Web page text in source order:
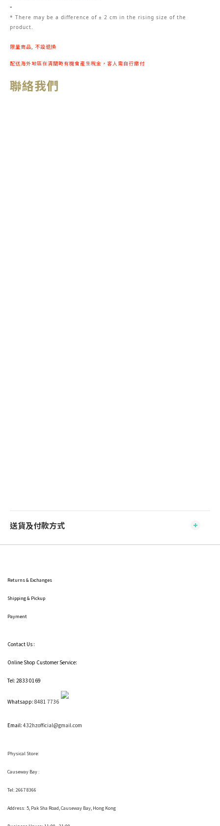
-
* There may be a difference of ± 2 cm in the rising size of the
product.
限量商品, 不設退換
配送海外地區在清關時有機會產生稅金，客人需自行繳付
聯絡我們
送貨及付款方式
Returns & Exchanges
Shipping& Pickup
Payment
Contact Us :
Online Shop Customer Service:
Tel: 2833 0169
Whatsapp: 8481 7736
Email: 432hzofficial@gmail.com
Physical Store:
Causeway Bay :
Tel: 2667 8366
Address: 5, Pak Sha Road, Causeway Bay, Hong Kong